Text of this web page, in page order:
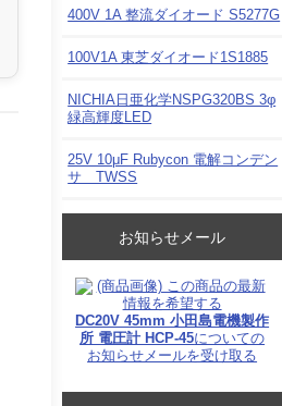
400V 1A 整流ダイオード S5277G
100V1A 東芝ダイオード1S1885
NICHIA日亜化学NSPG320BS 3φ
緑高輝度LED
25V 10μF Rubycon 電解コンデン
サ TWSS
お知らせメール
DC20V 45mm 小田島電機製作
所 電圧計 HCP-45についての
お知らせメールを受け取る